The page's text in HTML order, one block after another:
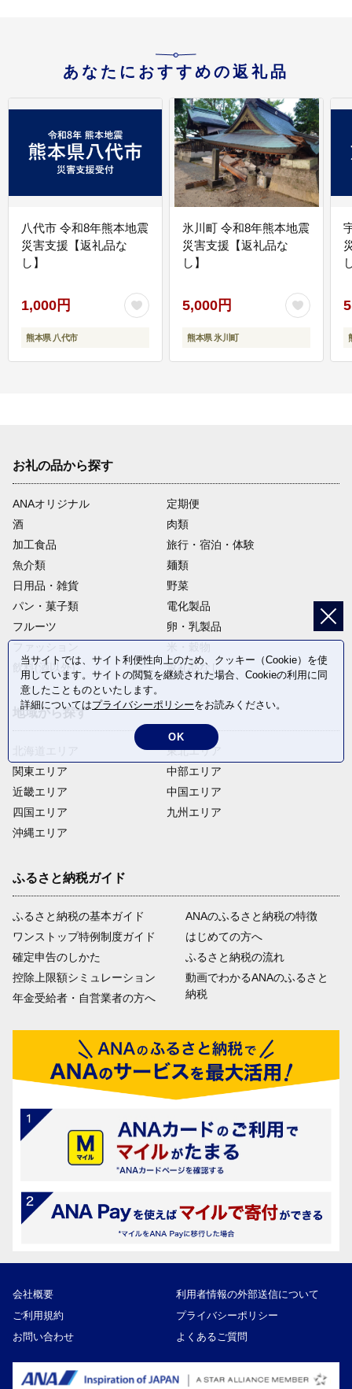
あなたにおすすめの返礼品
八代市 令和8年熊本地震
災害支援【返礼品な
し】
1,000円
熊本県 八代市
氷川町 令和8年熊本地震
災害支援【返礼品な
し】
5,000円
熊本県 氷川町
お礼の品から探す
ANAオリジナル
定期便
酒
肉類
加工食品
旅行・宿泊・体験
魚介類
麺類
日用品・雑貨
野菜
パン・菓子類
電化製品
フルーツ
卵・乳製品
飲料(酒以外)
返礼品なし
地域から探す
関東エリア
近畿エリア
四国エリア
沖縄エリア
東北エリア
中部エリア
中国エリア
九州エリア
ふるさと納税ガイド
ふるさと納税の基本ガイド
ワンストップ特例制度ガイド
確定申告のしかた
控除上限額シミュレーション
年金受給者・自営業者の方へ
ANAのふるさと納税の特徴
はじめての方へ
ふるさと納税の流れ
動画でわかるANAのふるさと
納税
会社概要
利用者情報の外部送信について
ご利用規約
プライバシーポリシー
お問い合わせ
よくあるご質問
当サイトでは、サイト利便性向上のため、クッキー（Cookie）を使
用しています。サイトの閲覧を継続された場合、Cookieの利用に同
意したことものといたします。
詳細についてはプライバシーポリシーをお読みください。
OK